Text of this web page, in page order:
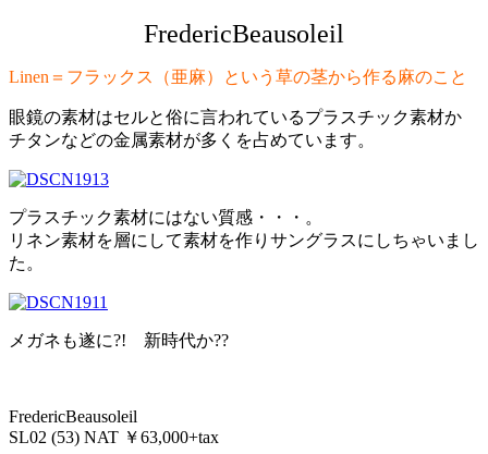
FredericBeausoleil
Linen＝フラックス（亜麻）という草の茎から作る麻のこと
眼鏡の素材はセルと俗に言われているプラスチック素材か
チタンなどの金属素材が多くを占めています。
プラスチック素材にはない質感・・・。
リネン素材を層にして素材を作りサングラスにしちゃいまし
た。
メガネも遂に?! 新時代か??
FredericBeausoleil
SL02 (53) NAT ￥63,000+tax